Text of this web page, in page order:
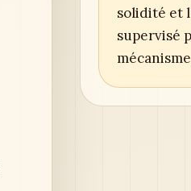
solidité et
supervisé